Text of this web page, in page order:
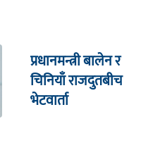
प्रधानमन्त्री बालेन र
चिनियाँ राजदुतबीच
भेटवार्ता